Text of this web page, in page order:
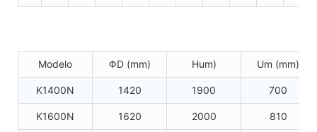
Modelo ΦD (mm) Hum) Um (mm)
K1400N 1420 1900 700
K1600N 1620 2000 810